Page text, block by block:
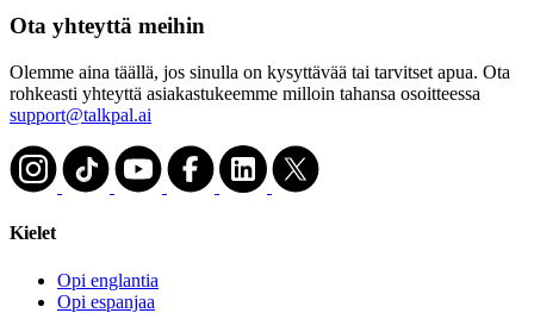
Ota yhteyttä meihin
Olemme aina täällä, jos sinulla on kysyttävää tai tarvitset apua. Ota
rohkeasti yhteyttä asiakastukeemme milloin tahansa osoitteessa
support@talkpal.ai
Kielet
Opi englantia
Opi espanjaa